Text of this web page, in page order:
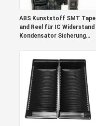
ABS Kunststoff SMT Tape
and Reel für IC Widerstand
Kondensator Sicherung